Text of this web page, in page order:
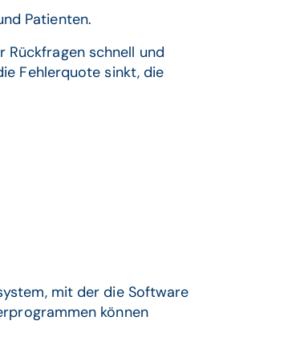
Patienten.
Rückfragen schnell und
Fehlerquote sinkt, die
mit der die Software
können